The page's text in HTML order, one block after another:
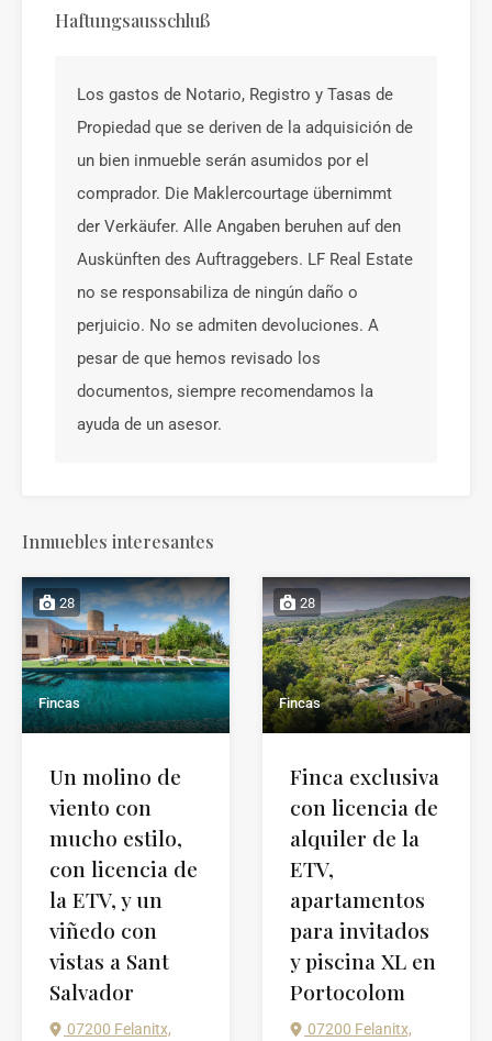
Haftungsausschluß
Los gastos de Notario, Registro y Tasas de
Propiedad que se deriven de la adquisición de
un bien inmueble serán asumidos por el
comprador. Die Maklercourtage übernimmt
der Verkäufer. Alle Angaben beruhen auf den
Auskünften des Auftraggebers. LF Real Estate
no se responsabiliza de ningún daño o
perjuicio. No se admiten devoluciones. A
pesar de que hemos revisado los
documentos, siempre recomendamos la
ayuda de un asesor.
Inmuebles interesantes
28
Fincas
Un molino de
viento con
mucho estilo,
con licencia de
la ETV, y un
viñedo con
vistas a Sant
Salvador
07200 Felanitx,
28
Fincas
Finca exclusiva
con licencia de
alquiler de la
ETV,
apartamentos
para invitados
y piscina XL en
Portocolom
07200 Felanitx,